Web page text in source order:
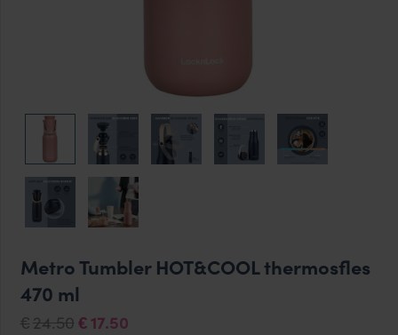
Metro Tumbler HOT&COOL thermosfles
470 ml
€24.50Oorspronkelijke
€ 17.50Huidige